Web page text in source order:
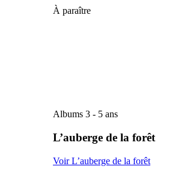
À paraître
Albums 3 - 5 ans
L’auberge de la forêt
Voir L’auberge de la forêt